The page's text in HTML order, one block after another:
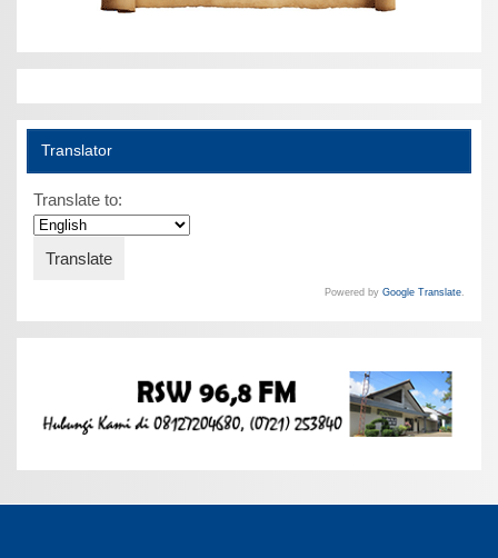
Translator
Translate to:
Powered by Google Translate.